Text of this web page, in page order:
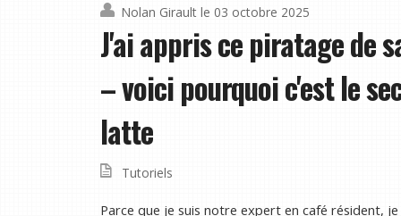
Nolan Girault le 03 octobre 2025
J'ai appris ce piratage de
– voici pourquoi c'est le
latte
Tutoriels
Parce que je suis notre expert en café résident,